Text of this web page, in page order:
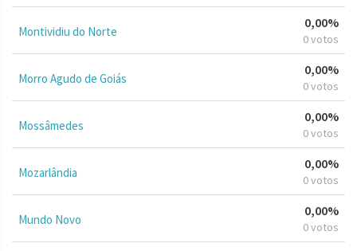
Montividiu do Norte
0,00%
0 votos
Morro Agudo de Goiás
0,00%
0 votos
Mossâmedes
0,00%
0 votos
Mozarlândia
0,00%
0 votos
Mundo Novo
0,00%
0 votos